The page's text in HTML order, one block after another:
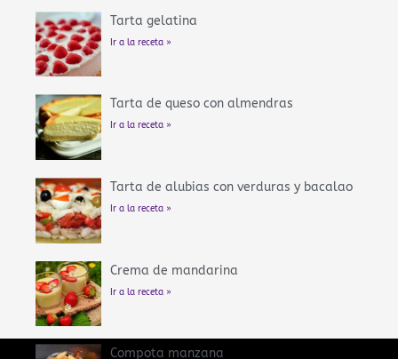
Tarta gelatina
Ir a la receta »
Tarta de queso con almendras
Ir a la receta »
Tarta de alubias con verduras y bacalao
Ir a la receta »
Crema de mandarina
Ir a la receta »
Compota manzana